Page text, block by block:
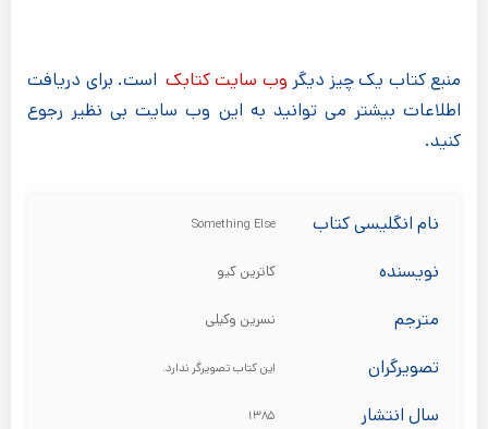
منبع کتاب یک چیز دیگر وب سایت کتابک است. برای دریافت
اطلاعات بیشتر می توانید به این وب سایت بی نظیر رجوع
کنید.
نام انگلیسی کتاب Something Else
نویسنده کاترین کیو
مترجم نسرین وکیلی
تصویرگران این کتاب تصویرگر ندارد.
سال انتشار ۱۳۸۵